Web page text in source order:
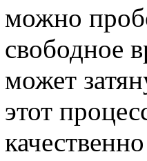
можно
свободное
может
этот